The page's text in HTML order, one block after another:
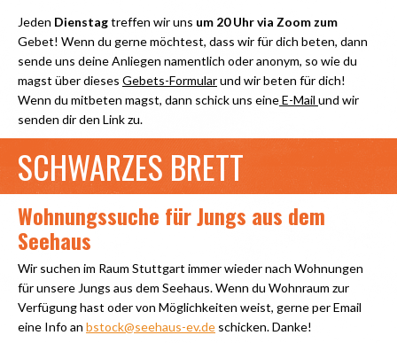
Jeden Dienstagtreffen wir uns um 20 Uhr via Zoom zum
Gebet! Wenn du gerne möchtest, dass wir für dich beten, dann
sende uns deine Anliegen namentlich oder anonym, so wie du
magst über dieses Gebets-Formularund wir beten für dich!
Wenn du mitbeten magst, dann schick uns eineE-Mail und wir
senden dir den Link zu.
SCHWARZES BRETT
Wohnungssuche für Jungs aus dem
Seehaus
Wir suchen im Raum Stuttgart immer wieder nach Wohnungen
für unsere Jungs aus dem Seehaus. Wenn du Wohnraum zur
Verfügung hast oder von Möglichkeiten weist, gerne per Email
eine Info an bstock@seehaus-ev.de schicken. Danke!